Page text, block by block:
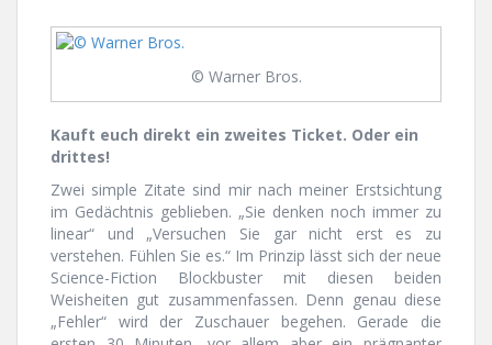
© Warner Bros.
Kauft euch direkt ein zweites Ticket. Oder ein
drittes!
Zwei simple Zitate sind mir nach meiner Erstsichtung
im Gedächtnis geblieben. „Sie denken noch immer zu
linear“ und „Versuchen Sie gar nicht erst es zu
verstehen. Fühlen Sie es.“ Im Prinzip lässt sich der neue
Science-Fiction Blockbuster mit diesen beiden
Weisheiten gut zusammenfassen. Denn genau diese
„Fehler“ wird der Zuschauer begehen. Gerade die